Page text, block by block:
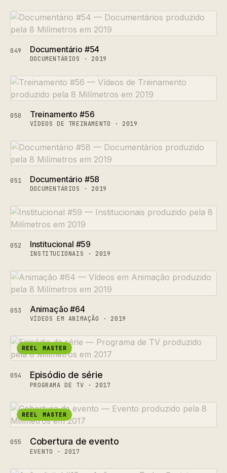
049 Documentário #54
DOCUMENTÁRIOS · 2019
050 Treinamento #56
VÍDEOS DE TREINAMENTO · 2019
051 Documentário #58
DOCUMENTÁRIOS · 2019
052 Institucional #59
INSTITUCIONAIS · 2019
053 Animação #64
VÍDEOS EM ANIMAÇÃO · 2019
REEL MASTER
054 Episódio de série
PROGRAMA DE TV · 2017
REEL MASTER
055 Cobertura de evento
EVENTO · 2017